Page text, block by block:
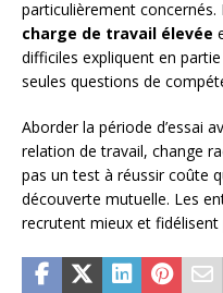
particulièrement
charge de travail élevée
difficiles expliquent en
seules questions de
Aborder la période d’essai
relation de travail, change
pas un test à réussir coûte
découverte mutuelle. Les
recrutent mieux et fidélisent